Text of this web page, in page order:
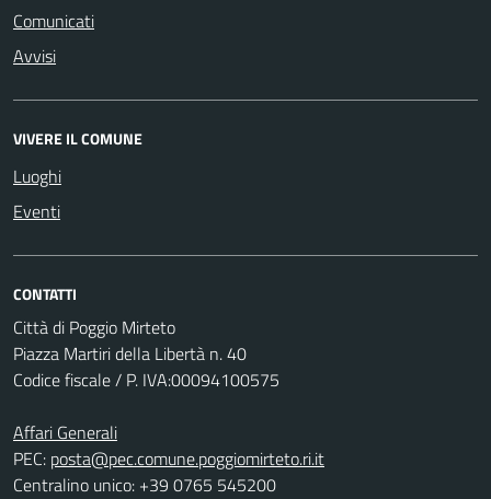
Comunicati
Avvisi
VIVERE IL COMUNE
Luoghi
Eventi
CONTATTI
Città di Poggio Mirteto
Piazza Martiri della Libertà n. 40
Codice fiscale / P. IVA:00094100575
Affari Generali
PEC: posta@pec.comune.poggiomirteto.ri.it
Centralino unico: +39 0765 545200